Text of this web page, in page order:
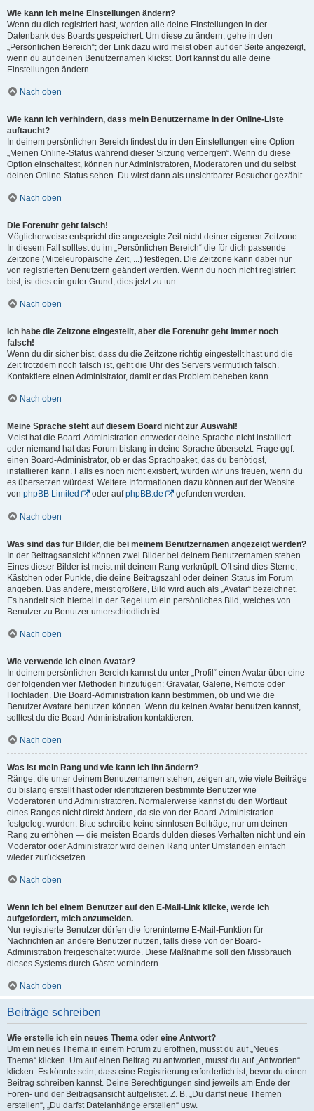
Wie kann ich meine Einstellungen ändern?
Wenn du dich registriert hast, werden alle deine Einstellungen in der
Datenbank des Boards gespeichert. Um diese zu ändern, gehe in den
„Persönlichen Bereich“; der Link dazu wird meist oben auf der Seite angezeigt,
wenn du auf deinen Benutzernamen klickst. Dort kannst du alle deine
Einstellungen ändern.
Nach oben
Wie kann ich verhindern, dass mein Benutzername in der Online-Liste
auftaucht?
In deinem persönlichen Bereich findest du in den Einstellungen eine Option
„Meinen Online-Status während dieser Sitzung verbergen“. Wenn du diese
Option einschaltest, können nur Administratoren, Moderatoren und du selbst
deinen Online-Status sehen. Du wirst dann als unsichtbarer Besucher gezählt.
Nach oben
Die Forenuhr geht falsch!
Möglicherweise entspricht die angezeigte Zeit nicht deiner eigenen Zeitzone.
In diesem Fall solltest du im „Persönlichen Bereich“ die für dich passende
Zeitzone (Mitteleuropäische Zeit, ...) festlegen. Die Zeitzone kann dabei nur
von registrierten Benutzern geändert werden. Wenn du noch nicht registriert
bist, ist dies ein guter Grund, dies jetzt zu tun.
Nach oben
Ich habe die Zeitzone eingestellt, aber die Forenuhr geht immer noch
falsch!
Wenn du dir sicher bist, dass du die Zeitzone richtig eingestellt hast und die
Zeit trotzdem noch falsch ist, geht die Uhr des Servers vermutlich falsch.
Kontaktiere einen Administrator, damit er das Problem beheben kann.
Nach oben
Meine Sprache steht auf diesem Board nicht zur Auswahl!
Meist hat die Board-Administration entweder deine Sprache nicht installiert
oder niemand hat das Forum bislang in deine Sprache übersetzt. Frage ggf.
einen Board-Administrator, ob er das Sprachpaket, das du benötigst,
installieren kann. Falls es noch nicht existiert, würden wir uns freuen, wenn du
es übersetzen würdest. Weitere Informationen dazu können auf der Website
von phpBB Limited oder aufphpBB.de gefunden werden.
Nach oben
Was sind das für Bilder, die bei meinem Benutzernamen angezeigt werden?
In der Beitragsansicht können zwei Bilder bei deinem Benutzernamen stehen.
Eines dieser Bilder ist meist mit deinem Rang verknüpft: Oft sind dies Sterne,
Kästchen oder Punkte, die deine Beitragszahl oder deinen Status im Forum
angeben. Das andere, meist größere, Bild wird auch als „Avatar“ bezeichnet.
Es handelt sich hierbei in der Regel um ein persönliches Bild, welches von
Benutzer zu Benutzer unterschiedlich ist.
Nach oben
Wie verwende ich einen Avatar?
In deinem persönlichen Bereich kannst du unter „Profil“ einen Avatar über eine
der folgenden vier Methoden hinzufügen: Gravatar, Galerie, Remote oder
Hochladen. Die Board-Administration kann bestimmen, ob und wie die
Benutzer Avatare benutzen können. Wenn du keinen Avatar benutzen kannst,
solltest du die Board-Administration kontaktieren.
Nach oben
Was ist mein Rang und wie kann ich ihn ändern?
Ränge, die unter deinem Benutzernamen stehen, zeigen an, wie viele Beiträge
du bislang erstellt hast oder identifizieren bestimmte Benutzer wie
Moderatoren und Administratoren. Normalerweise kannst du den Wortlaut
eines Ranges nicht direkt ändern, da sie von der Board-Administration
festgelegt wurden. Bitte schreibe keine sinnlosen Beiträge, nur um deinen
Rang zu erhöhen — die meisten Boards dulden dieses Verhalten nicht und ein
Moderator oder Administrator wird deinen Rang unter Umständen einfach
wieder zurücksetzen.
Nach oben
Wenn ich bei einem Benutzer auf den E-Mail-Link klicke, werde ich
aufgefordert, mich anzumelden.
Nur registrierte Benutzer dürfen die foreninterne E-Mail-Funktion für
Nachrichten an andere Benutzer nutzen, falls diese von der Board-
Administration freigeschaltet wurde. Diese Maßnahme soll den Missbrauch
dieses Systems durch Gäste verhindern.
Nach oben
Beiträge schreiben
Wie erstelle ich ein neues Thema oder eine Antwort?
Um ein neues Thema in einem Forum zu eröffnen, musst du auf „Neues
Thema“ klicken. Um auf einen Beitrag zu antworten, musst du auf „Antworten“
klicken. Es könnte sein, dass eine Registrierung erforderlich ist, bevor du einen
Beitrag schreiben kannst. Deine Berechtigungen sind jeweils am Ende der
Foren- und der Beitragsansicht aufgelistet. Z. B. „Du darfst neue Themen
erstellen“, „Du darfst Dateianhänge erstellen“ usw.